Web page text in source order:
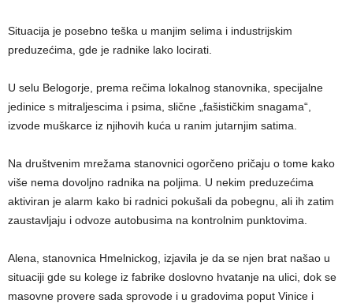
Situacija je posebno teška u manjim selima i industrijskim
preduzećima, gde je radnike lako locirati.
U selu Belogorje, prema rečima lokalnog stanovnika, specijalne
jedinice s mitraljescima i psima, slične „fašističkim snagama“,
izvode muškarce iz njihovih kuća u ranim jutarnjim satima.
Na društvenim mrežama stanovnici ogorčeno pričaju o tome kako
više nema dovoljno radnika na poljima. U nekim preduzećima
aktiviran je alarm kako bi radnici pokušali da pobegnu, ali ih zatim
zaustavljaju i odvoze autobusima na kontrolnim punktovima.
Alena, stanovnica Hmelnickog, izjavila je da se njen brat našao u
situaciji gde su kolege iz fabrike doslovno hvatanje na ulici, dok se
masovne provere sada sprovode i u gradovima poput Vinice i